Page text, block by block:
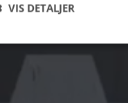
VIS DETALJER